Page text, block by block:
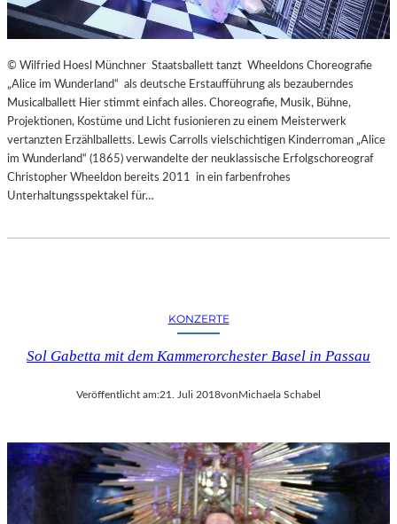
© Wilfried Hoesl Münchner Staatsballett tanzt Wheeldons Choreografie
„Alice im Wunderland“ als deutsche Erstaufführung als bezauberndes
Musicalballett Hier stimmt einfach alles. Choreografie, Musik, Bühne,
Projektionen, Kostüme und Licht fusionieren zu einem Meisterwerk
vertanzten Erzählballetts. Lewis Carrolls vielschichtigen Kinderroman „Alice
im Wunderland“ (1865) verwandelte der neuklassische Erfolgschoreograf
Christopher Wheeldon bereits 2011 in ein farbenfrohes
Unterhaltungsspektakel für…
KONZERTE
Sol Gabetta mit dem Kammerorchester Basel in Passau
Veröffentlicht am:21. Juli 2018vonMichaela Schabel